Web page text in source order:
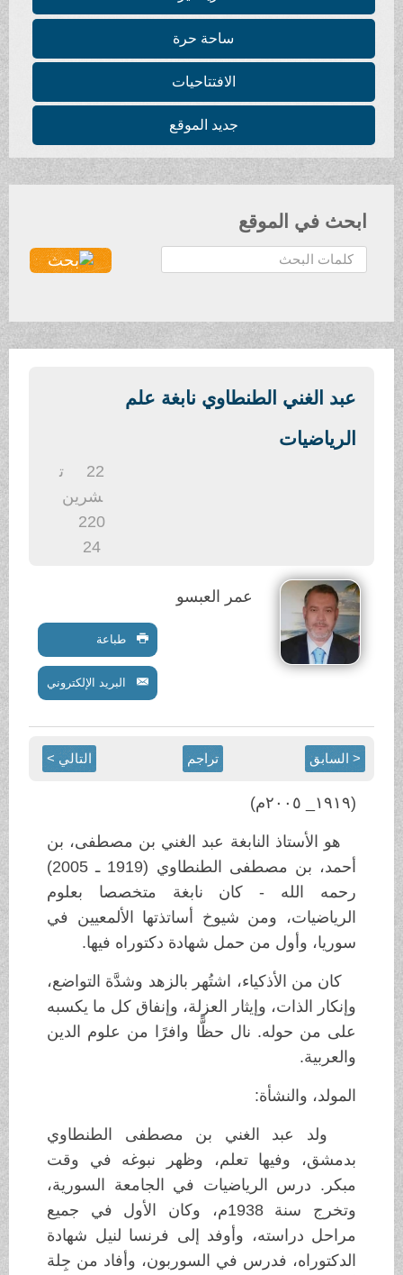
ساحة حرة
الافتتاحيات
جديد الموقع
ابحث في الموقع
ح
ث
عبد الغني الطنطاوي نابغة علم
الرياضيات
شرين
220
24
عمر العبسو
طباعة
البريد الإلكتروني
< السابق تراجم التالي >
هو الأستاذ النابغة عبد الغني بن مصطفى، بن
أحمد، بن مصطفى الطنطاوي (1919 ـ 2005)
رحمه الله - كان نابغة متخصصا بعلوم
الرياضيات، ومن شيوخ أساتذتها الألمعيين في
سوريا، وأول من حمل شهادة دكتوراه فيها.
كان من الأذكياء، اشتُهر بالزهد وشدَّة التواضع،
وإنكار الذات، وإيثار العزلة، وإنفاق كل ما يكسبه
على من حوله. نال حظًّا وافرًا من علوم الدين
والعربية.
المولد، والنشأة:
ولد عبد الغني بن مصطفى الطنطاوي
بدمشق، وفيها تعلم، وظهر نبوغه في وقت
مبكر. درس الرياضيات في الجامعة السورية،
وتخرج سنة 1938م، وكان الأول في جميع
مراحل دراسته، وأوفد إلى فرنسا لنيل شهادة
الدكتوراه، فدرس في السوربون، وأفاد من جِلة